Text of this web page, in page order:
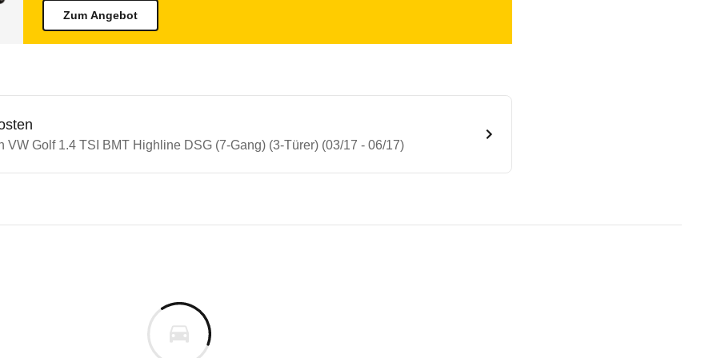
Zum Angebot
VW Golf 1.4 TSI BMT Highline DSG (7-Gang) (3-Türer) (03/17 - 06/17)
Baureihengeneration wie das ausgewählte Fahrzeug.
Verbesserungspotenzial gibt es nur beim Pfahlanprall und beim Fußgängerschutz.